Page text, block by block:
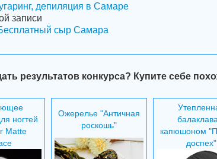
депиляция в Самаре
записи
сыр Самара
результатов конкурса? Купите себе
ногтей
Matte
Ожерелье "Античная
роскошь"
капюшоном
доспех"